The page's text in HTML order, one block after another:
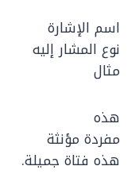
اسم الإشارة
نوع المشار إليه
مثال
هذه
مفردة مؤنثة
هذه فتاة جميلة.